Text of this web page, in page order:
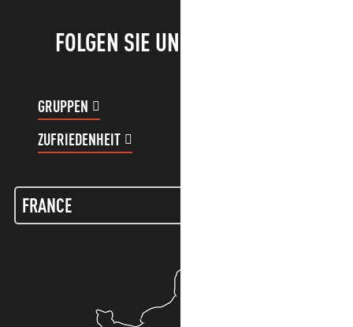
FOLGEN SIE UNS!
GRUPPEN
ZUFRIEDENHEIT